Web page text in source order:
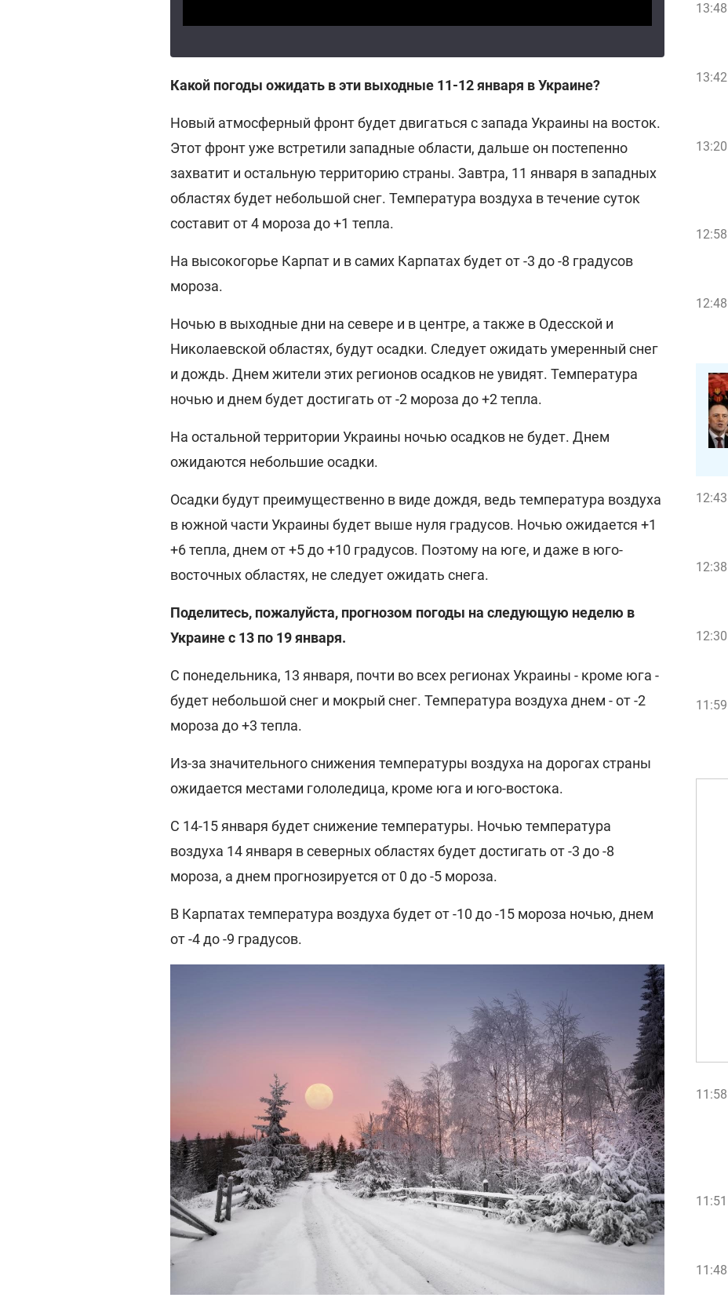
Какой погоды ожидать в эти выходные 11-12 января в Украине?
Новый атмосферный фронт будет двигаться с запада Украины на восток.
Этот фронт уже встретили западные области, дальше он постепенно
захватит и остальную территорию страны. Завтра, 11 января в западных
областях будет небольшой снег. Температура воздуха в течение суток
составит от 4 мороза до +1 тепла.
На высокогорье Карпат и в самих Карпатах будет от -3 до -8 градусов
мороза.
Ночью в выходные дни на севере и в центре, а также в Одесской и
Николаевской областях, будут осадки. Следует ожидать умеренный снег
и дождь. Днем жители этих регионов осадков не увидят. Температура
ночью и днем будет достигать от -2 мороза до +2 тепла.
На остальной территории Украины ночью осадков не будет. Днем
ожидаются небольшие осадки.
Осадки будут преимущественно в виде дождя, ведь температура воздуха
в южной части Украины будет выше нуля градусов. Ночью ожидается +1
+6 тепла, днем от +5 до +10 градусов. Поэтому на юге, и даже в юго-
восточных областях, не следует ожидать снега.
Поделитесь, пожалуйста, прогнозом погоды на следующую неделю в
Украине с 13 по 19 января.
С понедельника, 13 января, почти во всех регионах Украины - кроме юга -
будет небольшой снег и мокрый снег. Температура воздуха днем - от -2
мороза до +3 тепла.
Из-за значительного снижения температуры воздуха на дорогах страны
ожидается местами гололедица, кроме юга и юго-востока.
С 14-15 января будет снижение температуры. Ночью температура
воздуха 14 января в северных областях будет достигать от -3 до -8
мороза, а днем прогнозируется от 0 до -5 мороза.
В Карпатах температура воздуха будет от -10 до -15 мороза ночью, днем
от -4 до -9 градусов.
13:48
13:42
13:20
12:58
12:48
12:43
12:38
12:30
11:59
11:58
11:51
11:48